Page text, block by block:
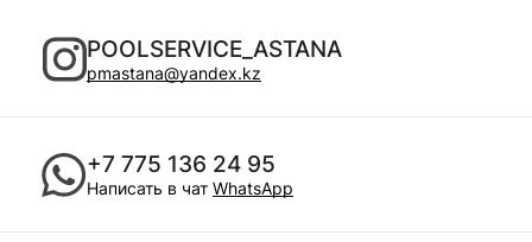
POOLSERVICE_ASTANA
pmastana@yandex.kz
+7 775 136 24 95
Написать в чат WhatsApp